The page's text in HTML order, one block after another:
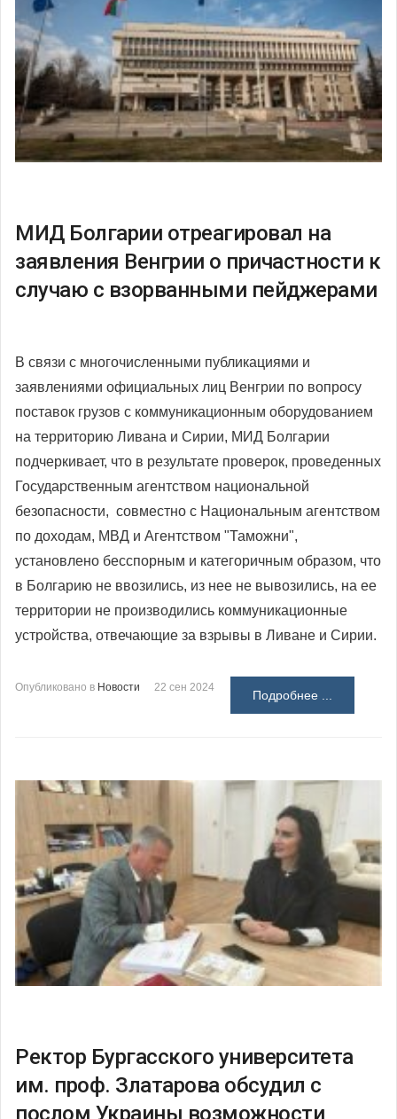
МИД Болгарии отреагировал на
заявления Венгрии о причастности к
случаю с взорванными пейджерами
В связи с многочисленными публикациями и
заявлениями официальных лиц Венгрии по вопросу
поставок грузов с коммуникационным оборудованием
на территорию Ливана и Сирии, МИД Болгарии
подчеркивает, что в результате проверок, проведенных
Государственным агентством национальной
безопасности, совместно с Национальным агентством
по доходам, МВД и Агентством "Таможни",
установлено бесспорным и категоричным образом, что
в Болгарию не ввозились, из нее не вывозились, на ее
территории не производились коммуникационные
устройства, отвечающие за взрывы в Ливане и Сирии.
Опубликовано в Новости 22 сен 2024
Подробнее ...
Ректор Бургасского университета
им. проф. Златарова обсудил с
послом Украины возможности